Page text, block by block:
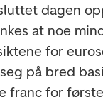
dagen
at noe
for
på bred
franc for